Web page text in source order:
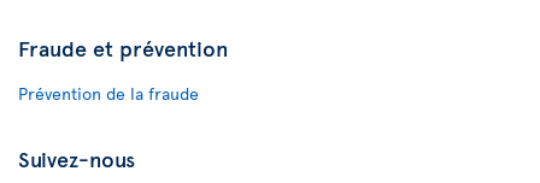
Fraude et prévention
Prévention de la fraude
Suivez-nous